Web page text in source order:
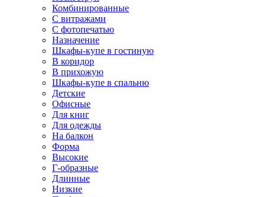
Комбинированные
С витражами
С фотопечатью
Назначение
Шкафы-купе в гостиную
В коридор
В прихожую
Шкафы-купе в спальню
Детские
Офисные
Для книг
Для одежды
На балкон
Форма
Высокие
Г-образные
Длинные
Низкие